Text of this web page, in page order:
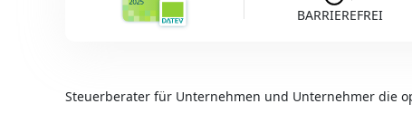
BARRIEREFREI
Steuerberater für Unternehmen und Unternehmer die